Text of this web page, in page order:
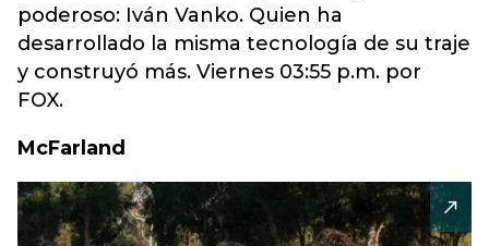
poderoso: Iván Vanko. Quien ha
desarrollado la misma tecnología de su traje
y construyó más. Viernes 03:55 p.m. por
FOX.
McFarland